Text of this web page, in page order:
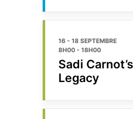
16 - 18 SEPTEMBRE
8H00 - 18H00
Sadi Carnot’s
Legacy